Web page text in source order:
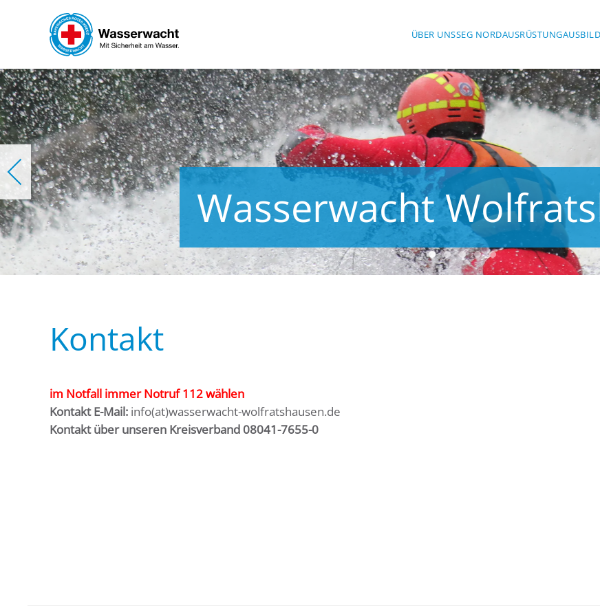
Skip to main content ÜBER UNSSEG NORDAUSRÜSTUNG
Wasserwacht
Wasserwacht Wolfratshausen
Wasserwacht
Wasserwacht
Wasserwacht
Wasserwacht
Kontakt
im Notfall immer Notruf 112 wählen
Kontakt E-Mail: info(at)wasserwacht-wolfratshausen.de
Kontakt über unseren Kreisverband 08041-7655-0